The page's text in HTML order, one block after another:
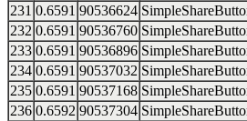
231 0.6591 90536624
232 0.6591 90536760
233 0.6591 90536896
234 0.6591 90537032
235 0.6591 90537168
236 0.6592 90537304